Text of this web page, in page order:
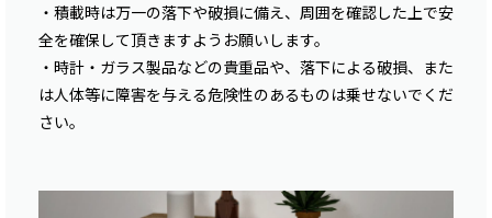
・積載時は万一の落下や破損に備え、周囲を確認した上で安
全を確保して頂きますようお願いします。
・時計・ガラス製品などの貴重品や、落下による破損、また
は人体等に障害を与える危険性のあるものは乗せないでくだ
さい。